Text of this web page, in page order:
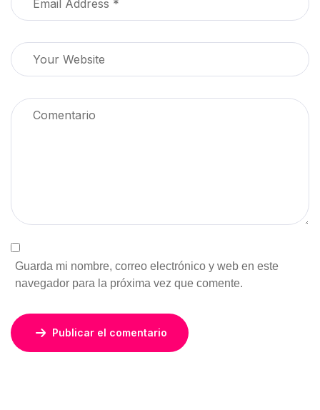
Guarda mi nombre, correo electrónico y web en este
navegador para la próxima vez que comente.
Publicar el comentario